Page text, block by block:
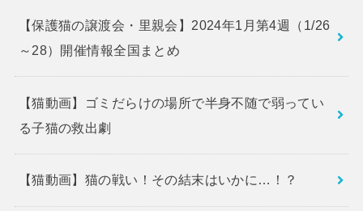
【保護猫の譲渡会・里親会】2024年1月第4週（1/26
～28）開催情報全国まとめ
【猫動画】ゴミだらけの場所で半身不随で弱ってい
る子猫の救出劇
【猫動画】猫の戦い！その結末はいかに…！？